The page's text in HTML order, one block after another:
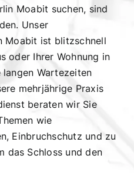
Moabit suchen, sind
Unser
Moabit ist blitzschnell
oder Ihrer Wohnung in
Wartezeiten
mehrjährige Praxis
beraten wir Sie
wie
Einbruchschutz und zu
das Schloss und den